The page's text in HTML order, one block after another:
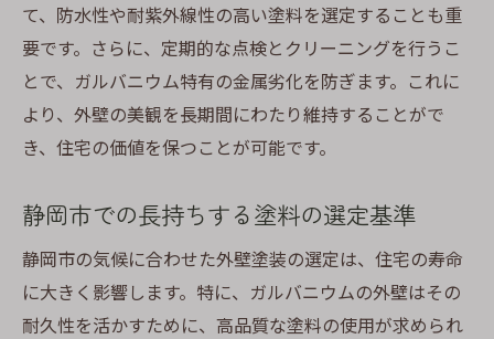
て、防水性や耐紫外線性の高い塗料を選定することも重
要です。さらに、定期的な点検とクリーニングを行うこ
とで、ガルバニウム特有の金属劣化を防ぎます。これに
より、外壁の美観を長期間にわたり維持することがで
き、住宅の価値を保つことが可能です。
静岡市での長持ちする塗料の選定基準
静岡市の気候に合わせた外壁塗装の選定は、住宅の寿命
に大きく影響します。特に、ガルバニウムの外壁はその
耐久性を活かすために、高品質な塗料の使用が求められ